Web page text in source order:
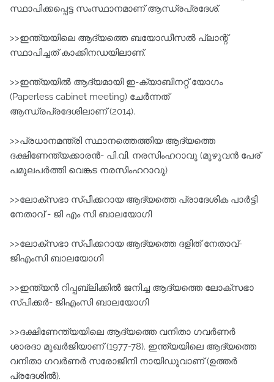
സ്ഥാപിക്കപ്പെട്ട സംസ്ഥാനമാണ്‌ ആന്ധ്രപ്രദേശ്‌.
>>ഇന്ത്യയിലെ ആദ്യത്തെ ബയോഡീസല്‍ പ്ലാന്റ്‌
സ്ഥാപിച്ചത്‌ കാക്കിനഡയിലാണ്‌.
>>ഇന്ത്യയില്‍ ആദ്യമായി ഇ-ക്യാബിനറ്റ്‌ യോഗം
(Paperless cabinet meeting) ചേര്‍ന്നത്‌
ആന്ധ്രപ്രദേശിലാണ്‌ (2014).
>>പ്രധാനമന്ത്രി സ്ഥാനത്തെത്തിയ ആദ്യത്തെ
ദക്ഷിണേന്ത്യക്കാരന്‍- പി.വി. നരസിംഹറാവു (മുഴുവന്‍ പേര്
പമുലപര്‍ത്തി വെങ്കട നരസിംഹറാവു)
>>ലോക്സഭാ സ്പീക്കറായ ആദ്യത്തെ പ്രാദേശിക പാര്‍ട്ടി
നേതാവ്‌ - ജി എം സി ബാലയോഗി
>>ലോക്സഭാ സ്പീക്കറായ ആദ്യത്തെ ദളിത്‌ നേതാവ്‌-
ജിഎംസി ബാലയോഗി
>>ഇന്ത്യന്‍ റിപ്പബ്ലിക്കില്‍ ജനിച്ച ആദ്യത്തെ ലോക്‌സഭാ
സ്പിക്കര്‍- ജിഎംസി ബാലയോഗി
>>ദക്ഷിണേന്ത്യയിലെ ആദ്യത്തെ വനിതാ ഗവര്‍ണര്‍
ശാരദാ മുഖര്‍ജിയാണ്‌ (1977-78). ഇന്ത്യയിലെ ആദ്യത്തെ
വനിതാ ഗവര്‍ണര്‍ സരോജിനി നായിഡുവാണ്‌ (ഉത്തര്‍
പ്രദേശില്‍).